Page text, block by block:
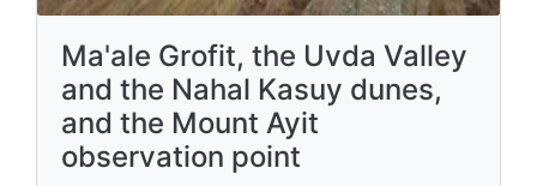
Ma'ale Grofit, the Uvda Valley
and the Nahal Kasuy dunes,
and the Mount Ayit
observation point